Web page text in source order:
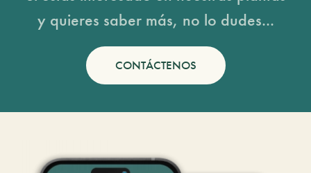
y quieres saber más, no lo dudes...
CONTÁCTENOS